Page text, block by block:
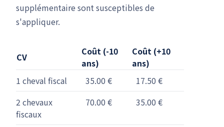
supplémentaire sont susceptibles de
s'appliquer.
CV
Coût (-10
ans)
Coût (+10
ans)
1 cheval fiscal
35.00 €
17.50 €
2 chevaux
fiscaux
70.00 € 35.00 €